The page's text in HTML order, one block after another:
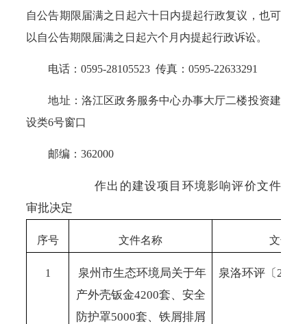
自公告期限届满之日起六十日内提起行政复议，也可
以自公告期限届满之日起六个月内提起行政诉讼。
电话：0595-28105523 传真：0595-22633291
地址：洛江区政务服务中心办事大厅二楼投资建
设类6号窗口
邮编：362000
作出的建设项目环境影响评价文件
审批决定
序号 文件名称 文号
1
泉州市生态环境局关于年
产外壳钣金4200套、安全
防护罩5000套、铁屑排屑
泉洛环评〔2026